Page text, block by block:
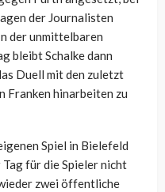
der Journalisten
der unmittelbaren
bleibt Schalke dann
Duell mit den zuletzt
Franken hinarbeiten zu
Spiel in Bielefeld
für die Spieler nicht
zwei öffentliche